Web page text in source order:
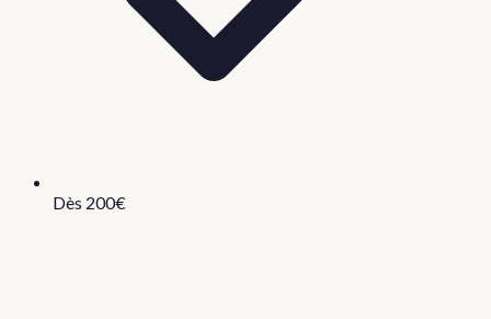
Dès 200€